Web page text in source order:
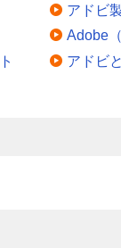
アドビ
Adobe
アドビ